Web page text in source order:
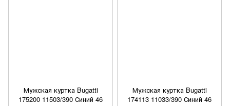
Мужская куртка Bugatti
175200 11503/390 Синий 46
Мужская куртка Bugatti
174113 11033/390 Синий 46